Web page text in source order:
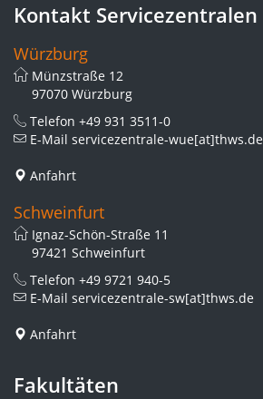
Kontakt Servicezentralen
Würzburg
Münzstraße 12
97070 Würzburg
Telefon +49 931 3511-0
E-Mail servicezentrale-wue[at]thws.de
Anfahrt
Schweinfurt
Ignaz-Schön-Straße 11
97421 Schweinfurt
Telefon +49 9721 940-5
E-Mail servicezentrale-sw[at]thws.de
Anfahrt
Fakultäten